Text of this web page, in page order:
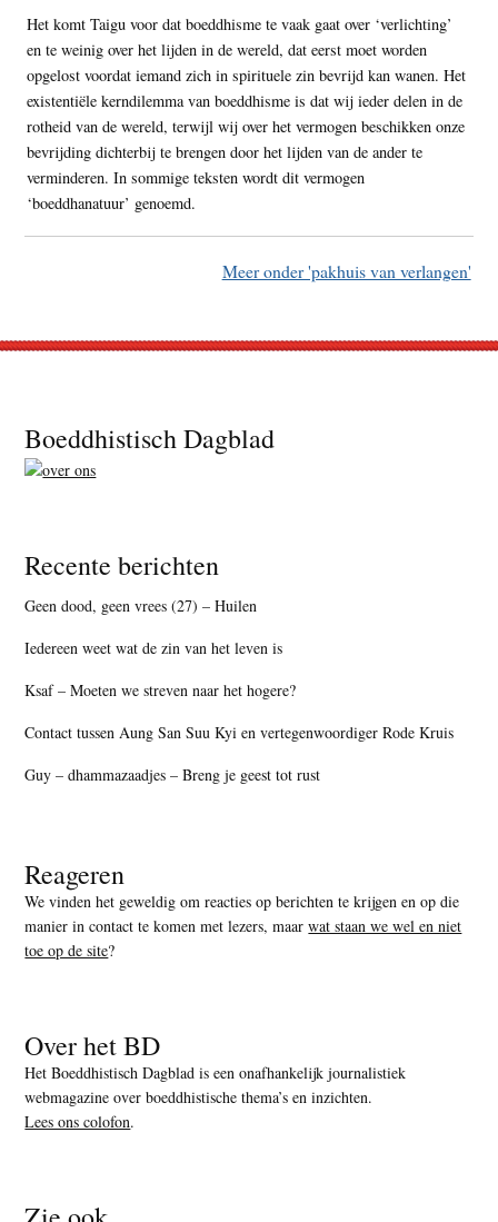
Het komt Taigu voor dat boeddhisme te vaak gaat over ‘verlichting’
en te weinig over het lijden in de wereld, dat eerst moet worden
opgelost voordat iemand zich in spirituele zin bevrijd kan wanen. Het
existentiële kerndilemma van boeddhisme is dat wij ieder delen in de
rotheid van de wereld, terwijl wij over het vermogen beschikken onze
bevrijding dichterbij te brengen door het lijden van de ander te
verminderen. In sommige teksten wordt dit vermogen
‘boeddhanatuur’ genoemd.
Meer onder 'pakhuis van verlangen'
Footer
Boeddhistisch Dagblad
Recente berichten
Geen dood, geen vrees (27) – Huilen
Iedereen weet wat de zin van het leven is
Ksaf – Moeten we streven naar het hogere?
Contact tussen Aung San Suu Kyi en vertegenwoordiger Rode Kruis
Guy – dhammazaadjes – Breng je geest tot rust
Reageren
We vinden het geweldig om reacties op berichten te krijgen en op die
manier in contact te komen met lezers, maarwat staan we wel en niet
toe op de site?
Over het BD
Het Boeddhistisch Dagblad is een onafhankelijk journalistiek
webmagazine over boeddhistische thema’s en inzichten.
Lees ons colofon.